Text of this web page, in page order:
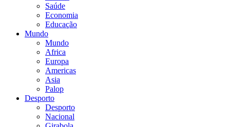
Saúde
Economia
Educação
Mundo
Mundo
Africa
Europa
Americas
Asia
Palop
Desporto
Desporto
Nacional